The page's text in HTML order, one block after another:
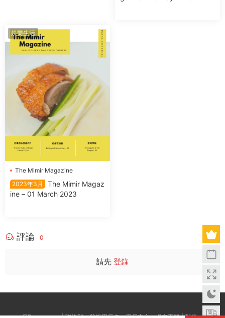
娛樂生活
The Mimir Magazine
2023年3月
The Mimir Magaz
ine – 01 March 2023
評論 0
請先 登錄